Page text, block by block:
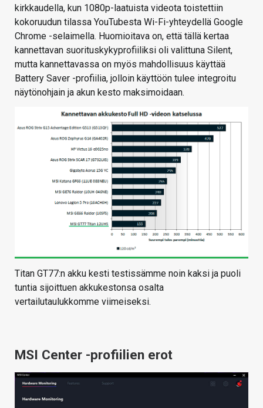
kirkkaudella, kun 1080p-laatuista videota toistettiin
kokoruudun tilassa YouTubesta Wi-Fi-yhteydellä Google
Chrome -selaimella. Huomioitava on, että tällä kertaa
kannettavan suorituskykyprofiiliksi oli valittuna Silent,
mutta kannettavassa on myös mahdollisuus käyttää
Battery Saver -profiilia, jolloin käyttöön tulee integroitu
näytönohjain ja akun kesto maksimoidaan.
Titan GT77:n akku kesti testissämme noin kaksi ja puoli
tuntia sijoittuen akkukestonsa osalta
vertailutaulukkomme viimeiseksi.
MSI Center -profiilien erot